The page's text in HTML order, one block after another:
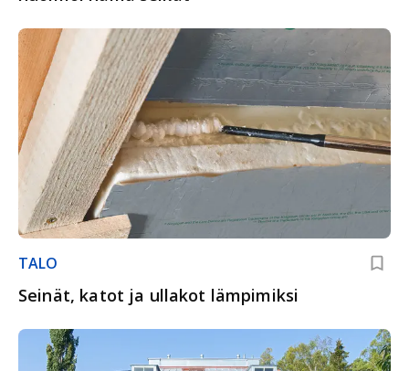
TALO
Seinät, katot ja ullakot lämpimiksi